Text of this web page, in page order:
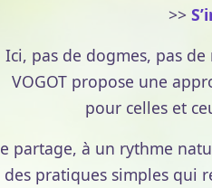
>>
Ici, pas de dogmes, pas
VOGOT propose une
pour celles et
partage, à un rythme
des pratiques simples qui